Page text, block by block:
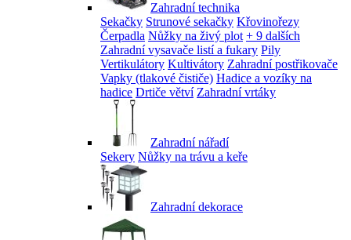
Zahradní technika
Sekačky Strunové sekačky Křovinořezy
Čerpadla Nůžky na živý plot + 9 dalších
Zahradní vysavače listí a fukary Pily
Vertikulátory Kultivátory Zahradní postřikovače
Vapky (tlakové čističe) Hadice a vozíky na
hadice Drtiče větví Zahradní vrtáky
Zahradní nářadí
Sekery Nůžky na trávu a keře
Zahradní dekorace